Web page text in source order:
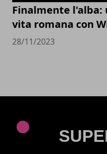
Finalmente l'alba:
vita romana con
28/11/2023